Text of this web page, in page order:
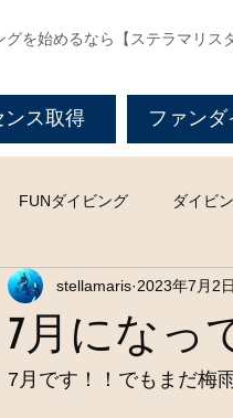
グを始めるなら【ステラマリス
ンス取得 ファン
FUNダイビング ダイビ
7月になっ
stellamaris 2023年7月2日
7月です！！でもまだ梅